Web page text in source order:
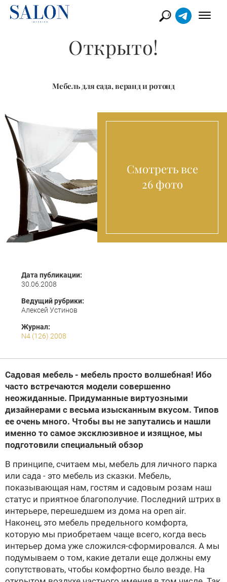
Открыто!
Мебель для сада, веранд и ротонд
Смотреть все
26 фото
Дата публикации:
30.06.2008
Ведущий рубрики:
Алексей Устинов
Журнал:
N4 (126) 2008
Садовая мебель - мебель просто волшебная! Ибо
часто встречаются модели совершенно
неожиданные. Придуманные виртуозными
дизайнерами с весьма изысканным вкусом. Типов
ее очень много. Чтобы вы не запутались и нашли
именно то самое эксклюзивное и изящное, мы
подготовили специальный обзор
В принципе, считаем мы, мебель для личного парка
или сада - это мебель из сказки. Мебель,
показывающая нам, гостям и садовым розам наш
статус и приятное благополучие. Последний штрих в
интерьере, перешедшем из дома на open air.
Наконец, это мебель предельного комфорта,
которую мы приобретаем чаще всего, когда весь
интерьер дома уже сложился-сформировался. А мы
подумываем о том, какие детали еще должны ему
сопутствовать, чтобы комфортно было везде. На